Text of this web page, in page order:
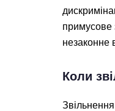
примусове
незаконне
Коли